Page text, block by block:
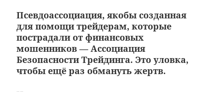
Псевдоассоциация, якобы созданная
для помощи трейдерам, которые
пострадали от финансовых
мошенников — Ассоциация
Безопасности Трейдинга. Это уловка,
чтобы ещё раз обмануть жертв.